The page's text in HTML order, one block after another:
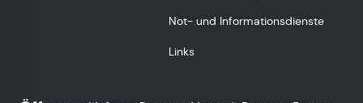
Not- und Informationsdienste
Links